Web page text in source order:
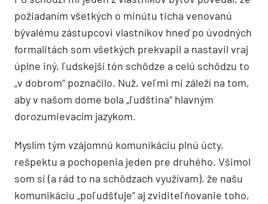
požiadaním všetkých o minútu ticha venovanú
bývalému zástupcovi vlastníkov hneď po úvodných
formalitách som všetkých prekvapil a nastavil vraj
úplne iný, ľudskejší tón schôdze a celú schôdzu to
„v dobrom“ poznačilo. Nuž, veľmi mi záleží na tom,
aby v našom dome bola „ľudština“ hlavným
dorozumievacím jazykom.
Myslím tým vzájomnú komunikáciu plnú úcty,
rešpektu a pochopenia jeden pre druhého. Všimol
som si (a rád to na schôdzach využívam), že našu
komunikáciu „poľudšťuje“ aj zviditeľňovanie toho,